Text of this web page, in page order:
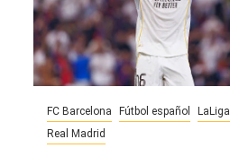
FC Barcelona Fútbol español
LaLiga
Real Madrid